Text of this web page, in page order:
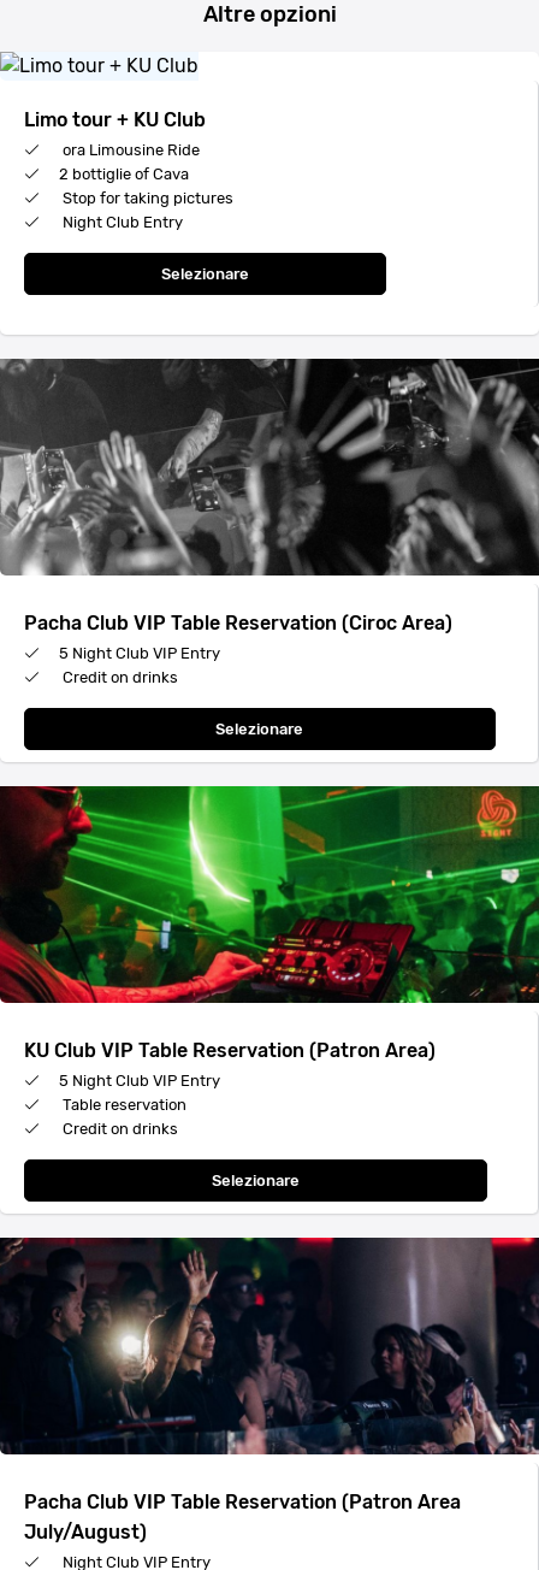
Altre opzioni
Limo tour + KU Club
ora Limousine Ride
2 bottiglie of Cava
Stop for taking pictures
Night Club Entry
Selezionare
Pacha Club VIP Table Reservation (Ciroc Area)
5 Night Club VIP Entry
Credit on drinks
Selezionare
KU Club VIP Table Reservation (Patron Area)
5 Night Club VIP Entry
Table reservation
Credit on drinks
Selezionare
Pacha Club VIP Table Reservation (Patron Area
July/August)
Night Club VIP Entry